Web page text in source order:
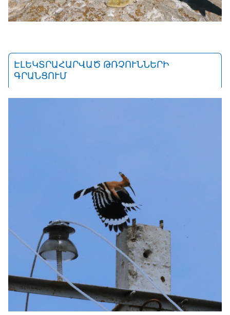
ԷԼԵԿՏՐԱՀԱՐՎԱԾ ԹՌՉՈՒՆՆԵՐԻ
ԳՐԱՆՑՈՒՄ